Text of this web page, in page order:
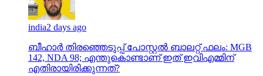
india2 days ago
ബീഹാർ തിരഞ്ഞെടുപ്പ് പോസ്റ്റൽ ബാലറ്റ് ഫലം: MGB
142, NDA 98; എന്തുകൊണ്ടാണ് ഇത് ഇവിഎമ്മിന്
എതിരായിരിക്കുന്നത്?